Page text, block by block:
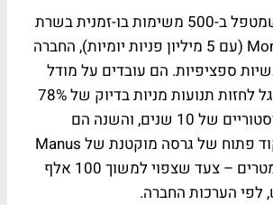
מעבר ל-Manus (שמטפל ב-500 משימות בו-זמנית בשרת
ממוצע) ול-Monica.im (עם 5 מיליון פניות יומיות), החברה
ספציפיות. הם עובדים על מודל
לניתוח שוק שמסוגל לחזות תנועות מניות בדיוק של 78%
על בסיס נתונים היסטוריים של 10 שנים, והשנה הם
מתכננים לשחרר קוד פתוח של גרסה מוקטנת של Manus
עם 7 מיליארד פרמטרים – צעד שצפוי למשוך 100 אלף
לפי הערכות החברה.